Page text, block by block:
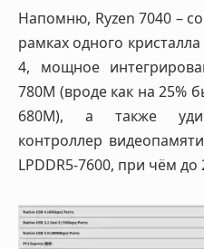
Напомню, Ryzen 7040 –
рамках одного
4, мощное
780M (вроде как на 25%
680M), а также
контроллер
LPDDR5-7600, при чём до